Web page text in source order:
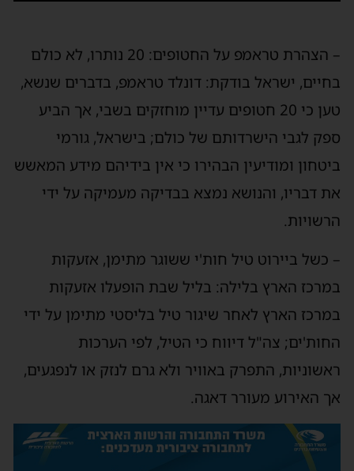
– הצהרת טראמפ על החטופים: 20 נותרו, לא כולם
בחיים, ישראל בודקת: דונלד טראמפ, בדברים שנשא,
טען כי 20 חטופים עדיין מוחזקים בשבי, אך הביע
ספק לגבי הישרדותם של כולם; בישראל, גורמי
ביטחון ומודיעין הבהירו כי אין בידיהם מידע המאשש
את דבריו, והנושא נמצא בבדיקה מעמיקה על ידי
הרשויות.
– כשל ביירוט טיל חות'י ששוגר מתימן, אזעקות
במרכז הארץ בלילה: בליל שבת הופעלו אזעקות
במרכז הארץ לאחר שיגור טיל בליסטי מתימן על ידי
החות'ים; צה"ל דיווח כי הטיל, לפי הערכות
ראשוניות, התפרק באוויר ולא גרם לנזק או לנפגעים,
אך האירוע מעורר דאגה.